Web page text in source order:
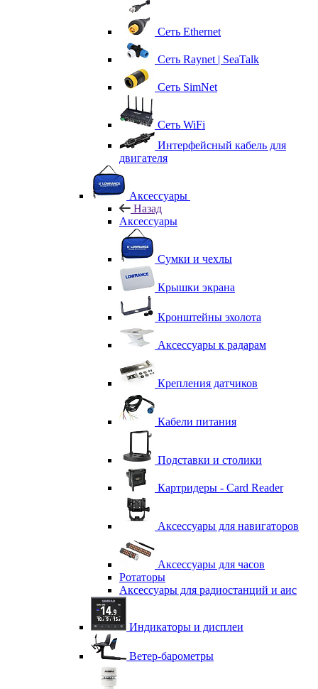
Сеть Ethernet
Сеть Raynet | SeaTalk
Сеть SimNet
Сеть WiFi
Интерфейсный кабель для
двигателя
Аксессуары
Назад
Аксессуары
Сумки и чехлы
Крышки экрана
Кронштейны эхолота
Аксессуары к радарам
Крепления датчиков
Кабели питания
Подставки и столики
Картридеры - Card Reader
Аксессуары для навигаторов
Аксессуары для часов
Ротаторы
Аксессуары для радиостанций и аис
Индикаторы и дисплеи
Ветер-барометры